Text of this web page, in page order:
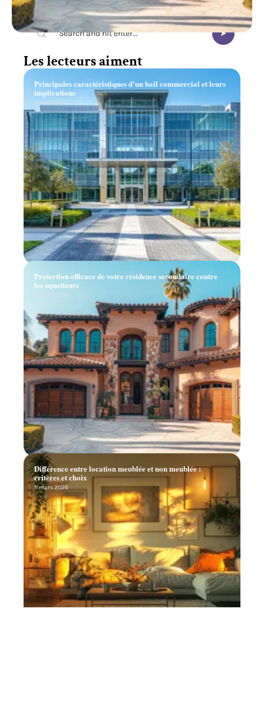
Recherche
Les lecteurs aiment
Principales caractéristiques d’un bail commercial et leurs
implications
11 mars 2026
Protection efficace de votre résidence secondaire contre
les squatteurs
11 mars 2026
Différence entre location meublée et non meublée :
critères et choix
11 mars 2026